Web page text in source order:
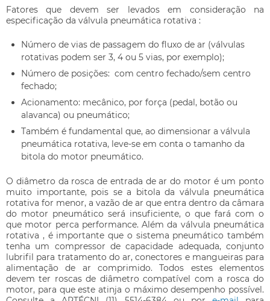
Fatores que devem ser levados em consideração na
especificação da válvula pneumática rotativa :
Número de vias de passagem do fluxo de ar (válvulas
rotativas podem ser 3, 4 ou 5 vias, por exemplo);
Número de posições: com centro fechado/sem centro
fechado;
Acionamento: mecânico, por força (pedal, botão ou
alavanca) ou pneumático;
Também é fundamental que, ao dimensionar a válvula
pneumática rotativa, leve-se em conta o tamanho da
bitola do motor pneumático.
O diâmetro da rosca de entrada de ar do motor é um ponto
muito importante, pois se a bitola da válvula pneumática
rotativa for menor, a vazão de ar que entra dentro da câmara
do motor pneumático será insuficiente, o que fará com o
que motor perca performance. Além da válvula pneumática
rotativa , é importante que o sistema pneumático também
tenha um compressor de capacidade adequada, conjunto
lubrifil para tratamento do ar, conectores e mangueiras para
alimentação de ar comprimido. Todos estes elementos
devem ter roscas de diâmetro compatível com a rosca do
motor, para que este atinja o máximo desempenho possível.